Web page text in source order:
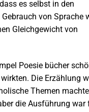
es selbst in den
von Sprache
Gleichgewicht von
Poesie bücher
Die Erzählung
Themen
die Ausführung war